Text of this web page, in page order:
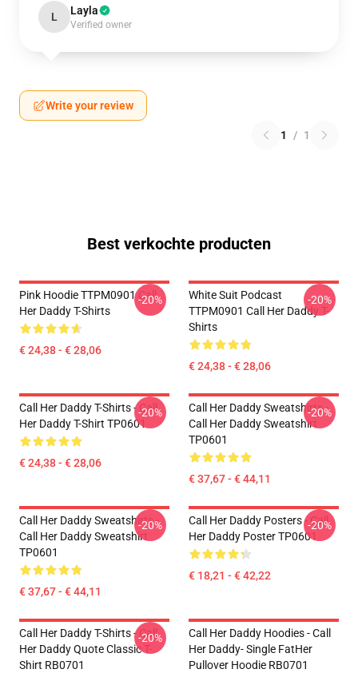
L Layla
Verified owner
Write your review
1 / 1
Best verkochte producten
Pink Hoodie TTPM0901 Call
Her Daddy T-Shirts
€ 24,38 - € 28,06
-20%
White Suit Podcast
TTPM0901 Call Her Daddy T-
Shirts
€ 24,38 - € 28,06
-20%
Call Her Daddy T-Shirts - Call
Her Daddy T-Shirt TP0601
€ 24,38 - € 28,06
-20%
Call Her Daddy Sweatshirts -
Call Her Daddy Sweatshirt
TP0601
€ 37,67 - € 44,11
-20%
Call Her Daddy Sweatshirts -
Call Her Daddy Sweatshirt
TP0601
€ 37,67 - € 44,11
-20%
Call Her Daddy Posters - Call
Her Daddy Poster TP0601
€ 18,21 - € 42,22
-20%
Call Her Daddy T-Shirts - Call
Her Daddy Quote Classic T-
Shirt RB0701
-20%
Call Her Daddy Hoodies - Call
Her Daddy- Single FatHer
Pullover Hoodie RB0701